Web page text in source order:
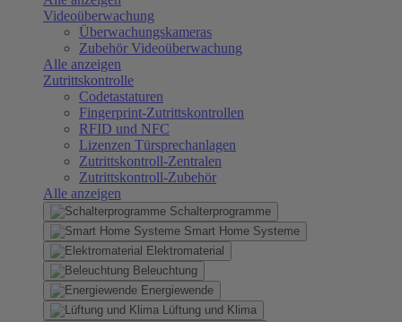
Videoüberwachung
Überwachungskameras
Zubehör Videoüberwachung
Alle anzeigen
Zutrittskontrolle
Codetastaturen
Fingerprint-Zutrittskontrollen
RFID und NFC
Lizenzen Türsprechanlagen
Zutrittskontroll-Zentralen
Zutrittskontroll-Zubehör
Alle anzeigen
Schalterprogramme
Smart Home Systeme
Elektromaterial
Beleuchtung
Energiewende
Lüftung und Klima